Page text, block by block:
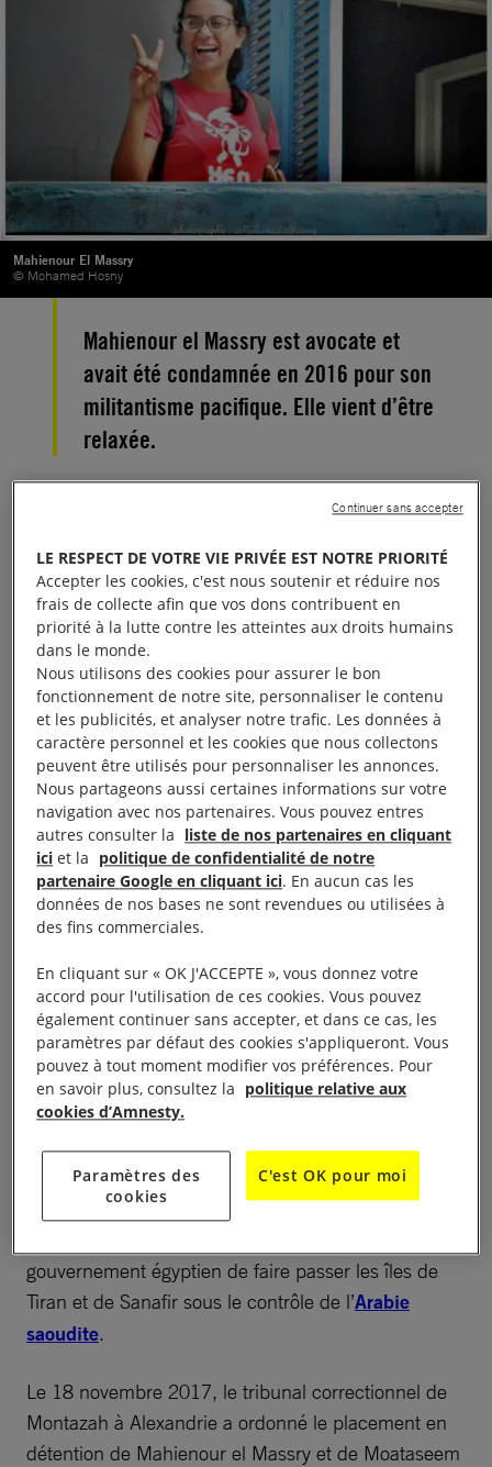
Mahienour El Massry
© Mohamed Hosny
Mahienour el Massry est avocate et
avait été condamnée en 2016 pour son
militantisme pacifique. Elle vient d’être
relaxée.
C’est une merveilleuse nouvelle pour Mahienour, qui
pas dû passer un seul instant derrière les barreaux,
car elle n’a été arrêtée qu’en raison de son
militantisme pacifique en Égypte.
Sa libération est sans nul doute un énorme
soulagement pour sa famille et pour toutes les
personnes qui l’ont inlassablement défendue.
À lire aussi :
Égypte : 49 personnes présumées
homosexuelles condamnées à de la prison ferme
L’histoire de Mahienour el
Massry
Mahienour el Massry, avocate, est une ancienne
prisonnière d’opinion.
Le 14 juin 2016, Mahienour el Massry, Moataseem
Medhat et les militants Asmaa Naeem, Walee el
Amry et Ziad Abu el Fadl ont pris part à une action
gouvernement égyptien de faire passer les îles de
Tiran et de Sanafir sous le contrôle de l’Arabie
saoudite.
Le 18 novembre 2017, le tribunal correctionnel de
Montazah à Alexandrie a ordonné le placement en
détention de Mahienour el Massry et de Moataseem
LE RESPECT DE VOTRE VIE PRIVÉE EST NOTRE PRIORITÉ
Accepter les cookies, c'est nous soutenir et réduire nos
frais de collecte afin que vos dons contribuent en
priorité à la lutte contre les atteintes aux droits humains
dans le monde.
Nous utilisons des cookies pour assurer le bon
fonctionnement de notre site, personnaliser le contenu
et les publicités, et analyser notre trafic. Les données à
caractère personnel et les cookies que nous collectons
peuvent être utilisés pour personnaliser les annonces.
Nous partageons aussi certaines informations sur votre
navigation avec nos partenaires. Vous pouvez entres
autres consulter la liste de nos partenaires en cliquant
ici et la politique de confidentialité de notre
partenaire Google en cliquant ici. En aucun cas les
données de nos bases ne sont revendues ou utilisées à
des fins commerciales.
En cliquant sur « OK J'ACCEPTE », vous donnez votre
accord pour l'utilisation de ces cookies. Vous pouvez
également continuer sans accepter, et dans ce cas, les
paramètres par défaut des cookies s'appliqueront. Vous
pouvez à tout moment modifier vos préférences. Pour
en savoir plus, consultez la politique relative aux
cookies d’Amnesty.
Paramètres des
cookies
C'est OK pour moi
Continuer sans accepter